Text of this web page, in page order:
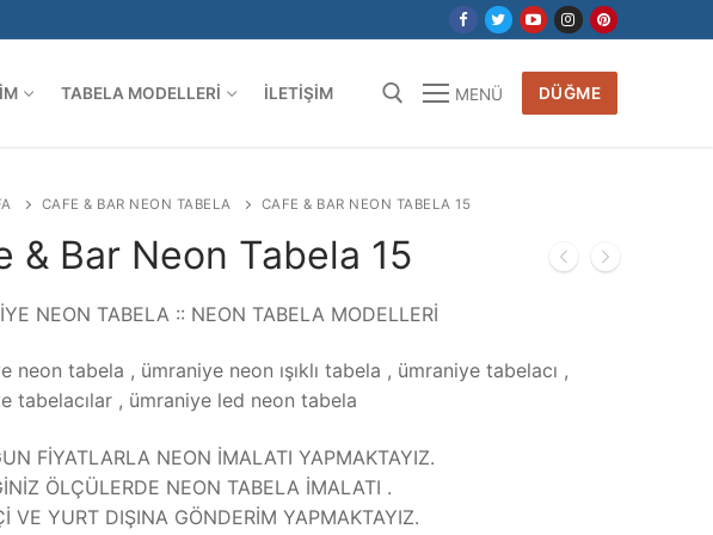
TABELA MODELLERI İLETIŞIM
Arama:
MENÜ DÜĞME
CAFE & BAR NEON TABELA CAFE & BAR NEON TABELA 15
& Bar Neon Tabela 15
NEON TABELA :: NEON TABELA MODELLERİ
neon tabela , ümraniye neon ışıklı tabela , ümraniye tabelacı ,
tabelacılar , ümraniye led neon tabela
FİYATLARLA NEON İMALATI YAPMAKTAYIZ.
ÖLÇÜLERDE NEON TABELA İMALATI .
VE YURT DIŞINA GÖNDERİM YAPMAKTAYIZ.